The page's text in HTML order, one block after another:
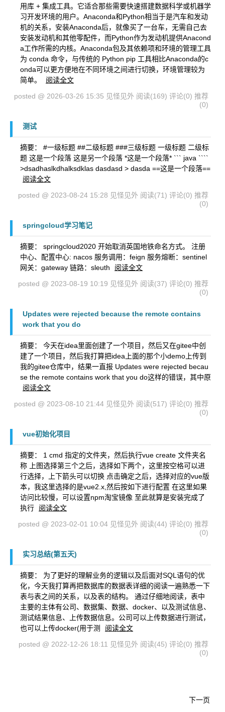
用库 + 集成工具。它适合那些需要快速搭建数据科学或机器学
习开发环境的用户。Anaconda和Python相当于是汽车和发动
机的关系，安装Anaconda后，就像买了一台车，无需自己去
安装发动机和其他零配件，而Python作为发动机提供Anacond
a工作所需的内核。Anaconda包及其依赖项和环境的管理工具
为 conda 命令，与传统的 Python pip 工具相比Anaconda的c
onda可以更方便地在不同环境之间进行切换，环境管理较为
简单。
阅读全文
posted @ 2026-03-26 15:35 见怪见外 阅读(169) 评论(0) 推荐
(0)
测试
摘要： #一级标题 ##二级标题 ###三级标题 一级标题 二级标
题 这是一个段落 这是另一个段落 *这是一个段落* ``` java ````
>dsadhaslkdhalksdklas dasdasd > dasda ==这是一个段落==
阅读全文
posted @ 2023-08-24 15:28 见怪见外 阅读(71) 评论(0) 推荐
(0)
springcloud学习笔记
摘要： springcloud2020 开始取消英国地铁命名方式。 注册
中心、配置中心: nacos 服务调用：feign 服务熔断：sentinel
网关：gateway 链路：sleuth
阅读全文
posted @ 2023-08-19 10:19 见怪见外 阅读(37) 评论(0) 推荐
(0)
Updates were rejected because the remote contains
work that you do
摘要： 今天在idea里面创建了一个项目，然后又在gitee中创
建了一个项目，然后我打算把idea上面的那个小demo上传到
我的gitee仓库中，结果一直报 Updates were rejected becau
se the remote contains work that you do这样的错误，其中原
阅读全文
posted @ 2023-08-10 21:44 见怪见外 阅读(517) 评论(0) 推荐
(0)
vue初始化项目
摘要： 1 cmd 指定的文件夹，然后执行vue create 文件夹名
称 上图选择第三个之后，选择如下两个，这里按空格可以进
行选择，上下箭头可以切换 点击确定之后，选择对应的vue版
本，我这里选择的是vue2.x,然后按如下进行配置 在这里如果
访问比较慢，可以设置npm淘宝镜像 至此就算是安装完成了
执行
阅读全文
posted @ 2023-02-01 10:04 见怪见外 阅读(44) 评论(0) 推荐
(0)
实习总结(第五天)
摘要： 为了更好的理解业务的逻辑以及后面对SQL语句的优
化，今天我打算再把数据库的数据表详细的阅读一遍熟悉一下
表与表之间的关系，以及表的结构。 通过仔细地阅读，表中
主要的主体有公司、数据集、数据、docker、以及测试信息、
测试结果信息、上传数据信息。公司可以上传数据进行测试，
也可以上传docker(用于测
阅读全文
posted @ 2022-12-26 18:11 见怪见外 阅读(45) 评论(0) 推荐
(0)
下一页